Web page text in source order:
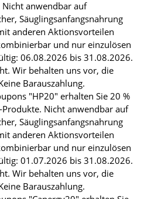
anwendbar auf
Säuglingsanfangsnahrung
anderen Aktionsvorteilen
und nur einzulösen
06.08.2026 bis 31.08.2026.
Wir behalten uns vor, die
Barauszahlung.
"HP20" erhalten Sie 20 %
Nicht anwendbar auf
Säuglingsanfangsnahrung
anderen Aktionsvorteilen
und nur einzulösen
01.07.2026 bis 31.08.2026.
Wir behalten uns vor, die
Barauszahlung.